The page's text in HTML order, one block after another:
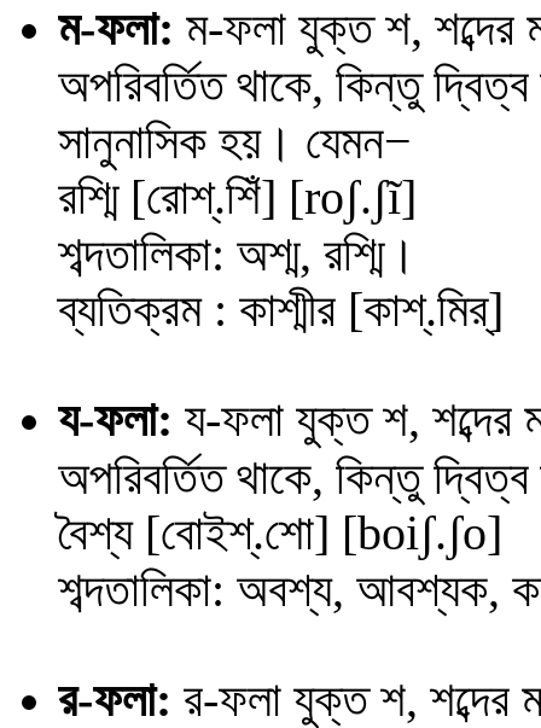
ম-ফলা: ম-ফলা যুক্ত শ, শব্দের
অপরিবর্তিত থাকে, কিন্তু
সানুনাসিক হয়। যেমন−
রশ্মি [রোশ্.শিঁ] [roʃ.ʃĩ]
শব্দতালিকা: অশ্ম, রশ্মি।
ব্যতিক্রম : কাশ্মীর [কাশ্.মির্]
য-ফলা: য-ফলা যুক্ত শ, শব্দের
অপরিবর্তিত থাকে, কিন্তু
বৈশ্য[বোইশ্.শো] [boiʃ.ʃo]
শব্দতালিকা: অবশ্য, আবশ্যক,
র-ফলা: র-ফলা যুক্ত শ, শব্দের